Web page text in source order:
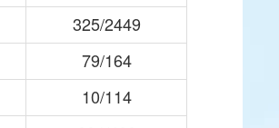
325/2449
79/164
10/114